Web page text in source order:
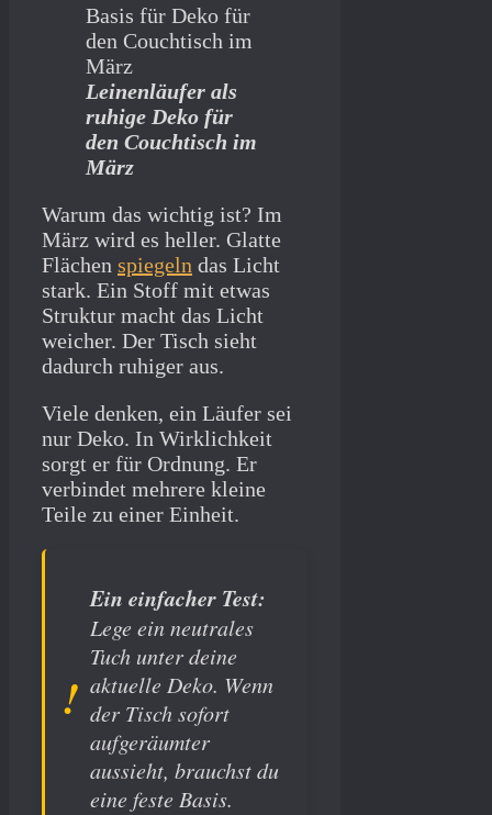
Leinenläufer als
ruhige Deko für
den Couchtisch im
März
Warum das wichtig ist? Im
März wird es heller. Glatte
Flächen spiegeln das Licht
stark. Ein Stoff mit etwas
Struktur macht das Licht
weicher. Der Tisch sieht
dadurch ruhiger aus.
Viele denken, ein Läufer sei
nur Deko. In Wirklichkeit
sorgt er für Ordnung. Er
verbindet mehrere kleine
Teile zu einer Einheit.
Ein einfacher Test:
Lege ein neutrales
Tuch unter deine
aktuelle Deko. Wenn
der Tisch sofort
aufgeräumter
aussieht, brauchst du
eine feste Basis.